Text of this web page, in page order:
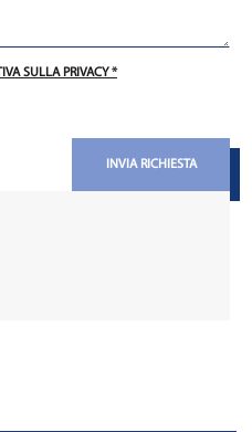
SULLA PRIVACY *
INVIA RICHIESTA